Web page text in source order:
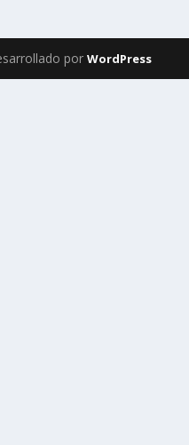
porWordPress